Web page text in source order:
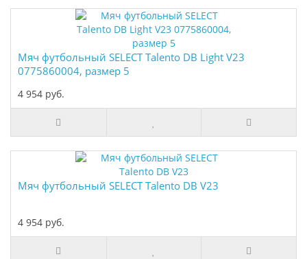
Мяч футбольный SELECT Talento DB Light V23
0775860004, размер 5
4 954 руб.
Мяч футбольный SELECT Talento DB V23
4 954 руб.